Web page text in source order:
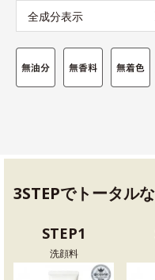
全成分表示
3STEPでトータル
STEP1
洗顔料